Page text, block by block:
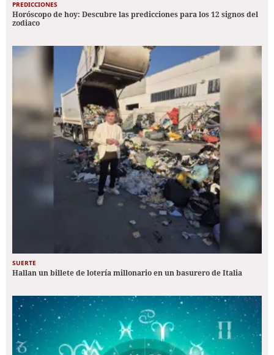
PREDICCIONES
Horóscopo de hoy: Descubre las predicciones para los 12 signos del
zodiaco
SUERTE
Hallan un billete de lotería millonario en un basurero de Italia